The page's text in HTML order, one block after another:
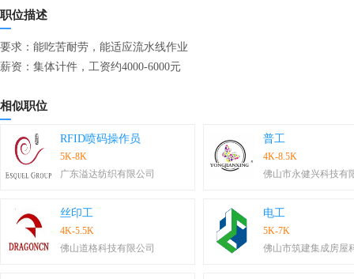
职位描述
要求：能吃苦耐劳，能适应流水线作业
薪资：集体计件，工资约4000-6000元
相似职位
RFID喷码操作员
5K-8K
广东溢达纺织有限公司
普工
4K-8.5K
佛山市永健兴科技有
丝印工
4K-5.5K
佛山道格科技有限公司
电工
5K-7K
佛山市筑建集成房屋